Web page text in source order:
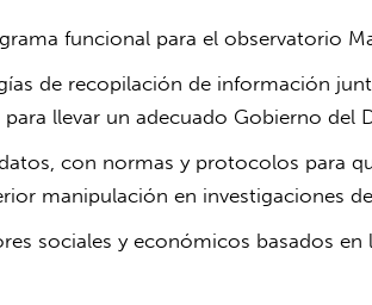
funcional para el observatorio
de recopilación de información
llevar un adecuado Gobierno del
con normas y protocolos para
manipulación en investigaciones
sociales y económicos basados en